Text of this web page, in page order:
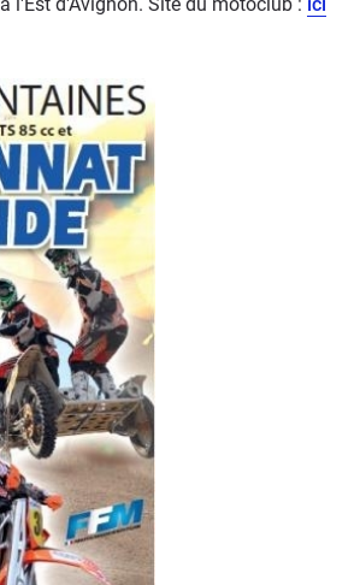
l'Est d'Avignon. Site du motoclub : ici